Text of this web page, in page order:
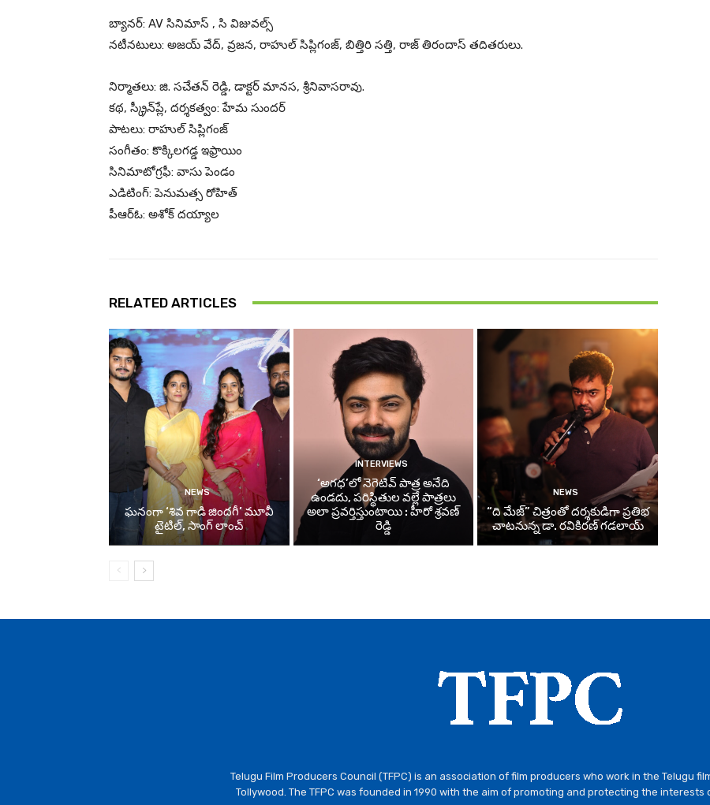
బ్యానర్‌: AV సినిమాస్ , సి విజువల్స్
న‌టీన‌టులు: అజయ్ వేద్, వ్రజన, రాహుల్ సిప్లిగంజ్, బిత్తిరి సత్తి, రాజ్ తిరందాస్ త‌దిత‌రులు.
నిర్మాత‌లు: జి. సచేతన్ రెడ్డి, డాక్టర్ మానస, శ్రీనివాసరావు.
కథ, స్క్రీన్‌ప్లే, దర్శకత్వం: హేమ సుందర్
పాట‌లు: రాహుల్ సిప్లిగంజ్
సంగీతం: కొక్కిలగడ్డ ఇఫ్రాయిం
సినిమాటోగ్రఫీ: వాసు పెండం
ఎడిటింగ్: పెనుమత్స రోహిత్
పీఆర్ఓ: అశోక్ ద‌య్యాల‌
RELATED ARTICLES
NEWS
ఘనంగా ‘శివ గాడి జింద‌గీ’ మూవీ
టైటిల్, సాంగ్ లాంచ్
INTERVIEWS
‘అగధ’లో నెగెటివ్ పాత్ర అనేది
ఉండదు, పరిస్థితుల వల్లే పాత్రలు
అలా ప్రవర్తిస్తుంటాయి : హీరో శ్రవణ్
రెడ్డి
NEWS
“ది మేజ్” చిత్రంతో దర్శకుడిగా ప్రతిభ
చాటనున్న డా. రవికిరణ్ గడలాయ్
Telugu Film Producers Council (TFPC) is an association of film producers who work in the Telugu
Tollywood. The TFPC was founded in 1990 with the aim of promoting and protecting the interests